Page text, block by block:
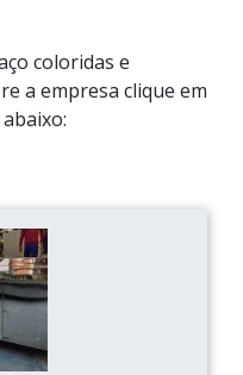
coloridas e
a empresa clique em